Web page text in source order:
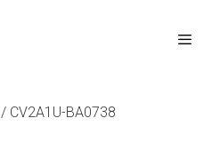
/ CV2A1U-BA0738